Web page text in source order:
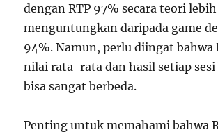
dengan RTP 97% secara teori lebih
menguntungkan daripada game
94%. Namun, perlu diingat bahwa
nilai rata-rata dan hasil setiap sesi
bisa sangat berbeda.
Penting untuk memahami bahwa